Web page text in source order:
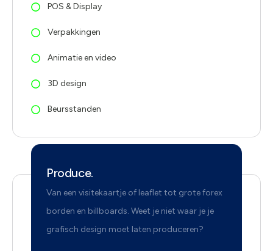
POS & Display
Verpakkingen
Animatie en video
3D design
Beursstanden
Produce.
Van een visitekaartje of leaflet tot grote forex
borden en billboards. Weet je niet waar je je
grafisch design moet laten produceren?